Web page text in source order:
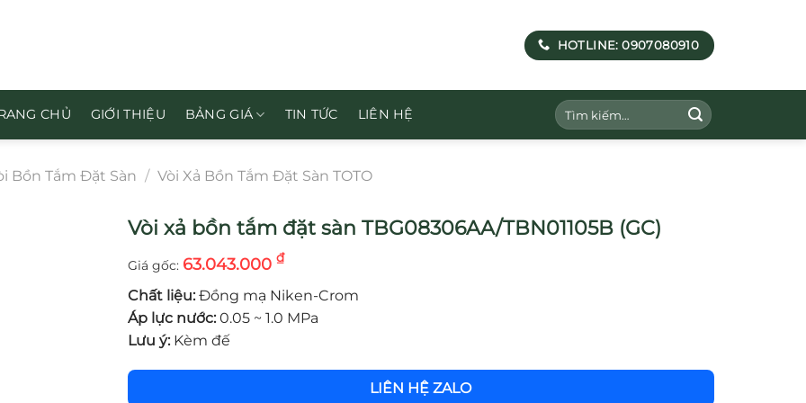
HOTLINE: 0907080910
CHỦ GIỚI THIỆU BẢNG GIÁ TIN TỨC LIÊN HỆ
Tìm
kiếm:
Bồn Tắm Đặt Sàn / Vòi Xả Bồn Tắm Đặt Sàn TOTO
Vòi xả bồn tắm đặt sàn TBG08306AA/TBN01105B (GC)
63.043.000 ₫
Chất liệu:Đồng mạ Niken-Crom
Áp lực nước:0.05 ~ 1.0 MPa
Lưu ý:Kèm đế
LIÊN HỆ ZALO